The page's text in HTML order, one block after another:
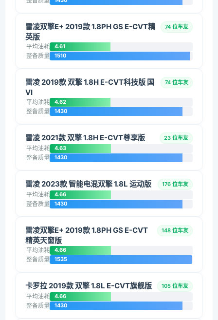
雷凌双擎E+ 2019款 1.8PH GS E-CVT精
英版
74 位车友
平均油耗 4.61
整备质量 1510
雷凌 2019款 双擎 1.8H E-CVT科技版 国
VI
74 位车友
平均油耗 4.62
整备质量 1430
雷凌 2021款 双擎 1.8H E-CVT尊享版 23 位车友
平均油耗 4.63
整备质量 1430
雷凌 2023款 智能电混双擎 1.8L 运动版 176 位车友
平均油耗 4.66
整备质量 1430
雷凌双擎E+ 2019款 1.8PH GS E-CVT
精英天窗版
148 位车友
平均油耗 4.66
整备质量 1535
卡罗拉 2019款 双擎 1.8L E-CVT旗舰版 105 位车友
平均油耗 4.66
整备质量 1430